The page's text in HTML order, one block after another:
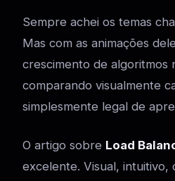
Sempre achei os temas
Mas com as animações
crescimento de algoritmos
comparando visualmente
simplesmente legal de
O artigo sobre Load
excelente. Visual, intuitivo,